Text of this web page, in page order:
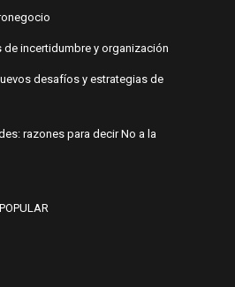
incertidumbre y organización
desafíos y estrategias de
razones para decir No a la